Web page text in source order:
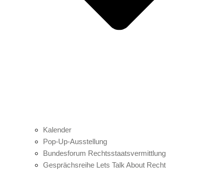
Kalender
Pop-Up-Ausstellung
Bundesforum Rechtsstaatsvermittlung
Gesprächsreihe Lets Talk About Recht